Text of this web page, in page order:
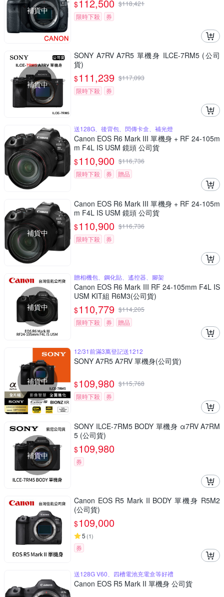
補貨中
$112,500 $118,421
限時下殺
券
補貨中
SONY A7RV A7R5 單機身 ILCE-7RM5 (公司
貨)
$111,239 $117,093
限時下殺
券
送128G、後背包、閃傳卡盒、補光燈
Canon EOS R6 Mark III 單機身 + RF 24-105m
m F4L IS USM 鏡頭 公司貨
$110,900 $116,736
限時下殺
券 贈品
補貨中
Canon EOS R6 Mark III 單機身 + RF 24-105m
m F4L IS USM 鏡頭 公司貨
$110,900 $116,736
限時下殺
券
補貨中
贈相機包、鋼化貼、遙控器、腳架
Canon EOS R6 Mark III RF 24-105mm F4L IS
USM KIT組 R6M3(公司貨)
$110,779 $114,205
限時下殺
券 贈品
補貨中
12/31前滿3萬登記送1212
SONY A7R5 A7RV 單機身(公司貨)
$109,980 $115,768
限時下殺
券
補貨中
SONY ILCE-7RM5 BODY 單機身 α7RV A7RM
5 (公司貨)
$109,980
券
Canon EOS R5 Mark II BODY 單機身 R5M2
(公司貨)
$109,000
5 (1)
券
送128G V60、四槽電池充電盒等好禮
Canon EOS R5 Mark II 單機身 公司貨